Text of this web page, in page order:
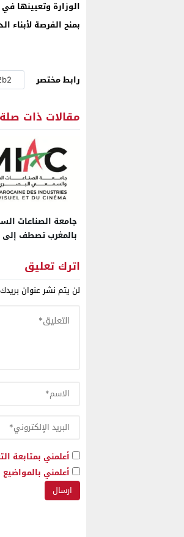
الوزارة وتعيينها
بمنح الفرصة لأبناء
رابط مختصر
مقالات ذات صلة
جامعة الصناعات
بالمغرب تصطف إلى
الوهمية
اترك تعليق
لن يتم نشر عنوان
أعلمني بمتابعة
أعلمني